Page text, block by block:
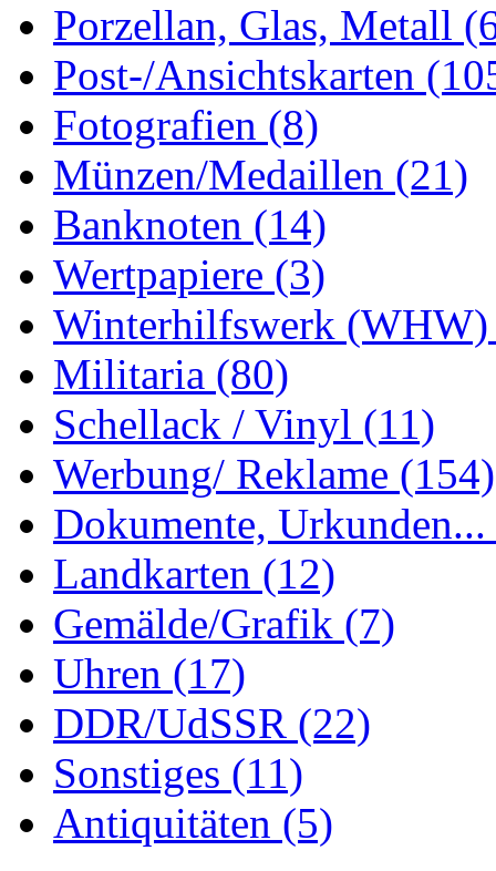
Porzellan, Glas, Metall
Post-/Ansichtskarten
Fotografien (8)
Münzen/Medaillen (21)
Banknoten (14)
Wertpapiere (3)
Winterhilfswerk
Militaria (80)
Schellack / Vinyl (11)
Werbung/ Reklame (154)
Dokumente, Urkunden...
Landkarten (12)
Gemälde/Grafik (7)
Uhren (17)
DDR/UdSSR (22)
Sonstiges (11)
Antiquitäten (5)